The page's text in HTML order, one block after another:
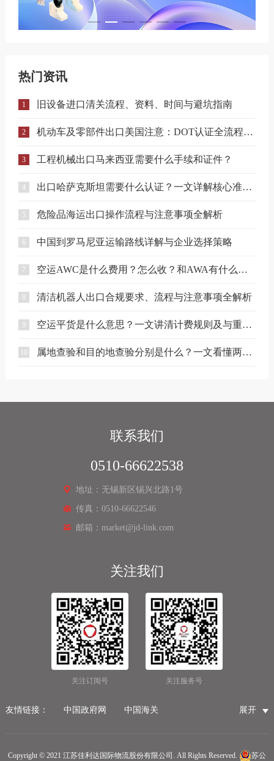
热门资讯
1 旧设备进口清关流程、资料、时间与避坑指南
2 机动车及零部件出口美国注意：DOT认证全流程与合规要点详解
3 工程机械出口马来西亚需要什么手续和证件？
4 出口哈萨克斯坦需要什么认证？一文详解核心准入要求
5 危险品海运出口操作流程与注意事项全解析
6 中国到罗马尼亚运输路线详解与企业选择策略
7 空运AWC是什么费用？怎么收？和AWA有什么区别？
8 清洁机器人出口合规要求、流程与注意事项全解析
9 空运平货是什么意思？一文讲清计费规则及与重货、泡货的区别
10 属地查验和目的地查验分别是什么？一文看懂两者区别
联系我们
0510-66622538
地址：无锡新区锡兴北路1号
传真：0510-66622546
邮箱：market@jd-link.com
关注我们
关注订阅号 关注服务号
友情链接： 展开
中国政府网
中国海关
无锡海运代理
无锡仓储服务公司
Copyright © 2021 江苏佳利达国际物流股份有限公司. All Rights Reserved. 苏公